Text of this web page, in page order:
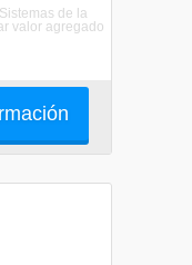
de la
valor agregado